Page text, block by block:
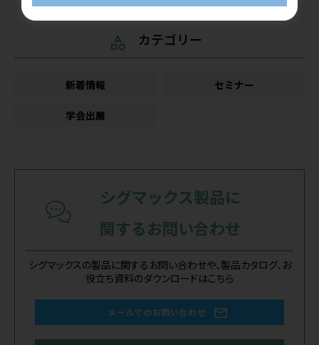
カテゴリー
新着情報 セミナー
学会出展
シグマックス製品に
関するお問い合わせ
シグマックスの製品に関するお問い合わせや、製品カタログ、お
役立ち資料のダウンロードはこちら
メールでのお問い合わせ